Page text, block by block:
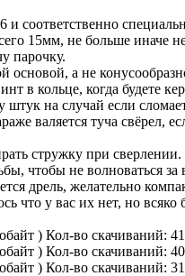
соответственно
15мм, не больше иначе
парочку.
а не
в кольце, когда будете
на случай если
валяется туча свёрел,
стружку при сверлении.
чтобы не волноваться
дрель, желательно
что у вас их нет, но
) Кол-во скачиваний:
) Кол-во скачиваний:
) Кол-во скачиваний: